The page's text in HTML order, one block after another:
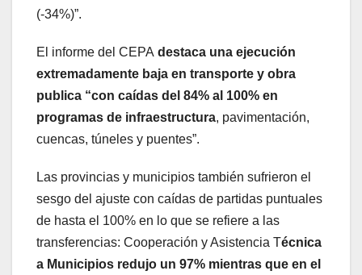
(-34%)”.
El informe del CEPA destaca una ejecución
extremadamente baja en transporte y obra
publica “con caídas del 84% al 100% en
programas de infraestructura, pavimentación,
cuencas, túneles y puentes”.
Las provincias y municipios también sufrieron el
sesgo del ajuste con caídas de partidas puntuales
de hasta el 100% en lo que se refiere a las
transferencias: Cooperación y Asistencia Técnica
a Municipios redujo un 97% mientras que en el